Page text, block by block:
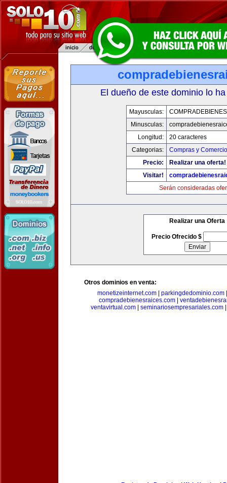
El dueño de este dominio lo
Mayusculas:
Minusculas:
Longitud:
20 caracteres
Categorias:
Compras y
Precio:
Realizar una oferta!
Visitar!
Serán consideradas
Realizar una Oferta
Precio Ofrecido $
Otros dominios en venta:
monetizeinternet.com| parkingdedominio.com
compradebienesraices.com
ventavirtual.com
seminariosempresariales.com